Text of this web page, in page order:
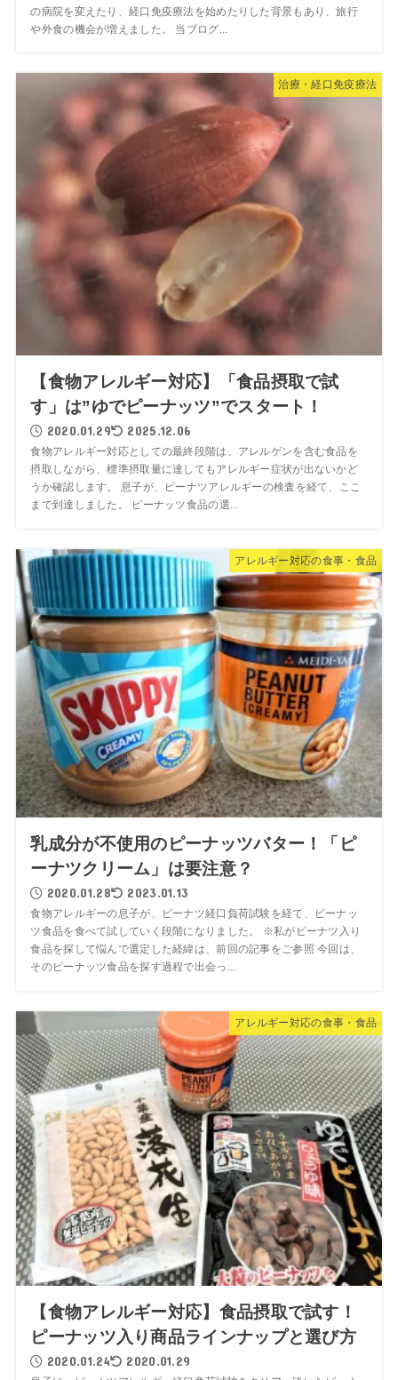
の病院を変えたり、経口免疫療法を始めたりした背景もあり、旅行
や外食の機会が増えました。 当ブログ...
治療・経口免疫療法
【食物アレルギー対応】「食品摂取で試
す」は”ゆでピーナッツ”でスタート！
2020.01.29 2025.12.06
食物アレルギー対応としての最終段階は、アレルゲンを含む食品を
摂取しながら、標準摂取量に達してもアレルギー症状が出ないかど
うか確認します。 息子が、ピーナツアレルギーの検査を経て、ここ
まで到達しました。 ピーナッツ食品の選...
アレルギー対応の食事・食品
乳成分が不使用のピーナッツバター！「ピ
ーナツクリーム」は要注意？
2020.01.28 2023.01.13
食物アレルギーの息子が、ピーナツ経口負荷試験を経て、ピーナッ
ツ食品を食べて試していく段階になりました。 ※私がピーナツ入り
食品を探して悩んで選定した経緯は、前回の記事をご参照 今回は、
そのピーナッツ食品を探す過程で出会っ...
アレルギー対応の食事・食品
【食物アレルギー対応】食品摂取で試す！
ピーナッツ入り商品ラインナップと選び方
2020.01.24 2020.01.29